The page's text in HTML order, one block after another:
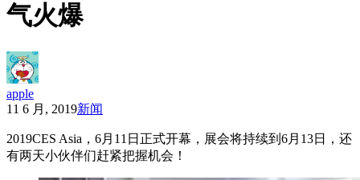
气火爆
apple
11 6 月, 2019新闻
2019CES Asia，6月11日正式开幕，展会将持续到6月13日，还
有两天小伙伴们赶紧把握机会！